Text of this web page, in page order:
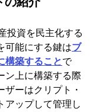
投資を民主化する
可能にする鍵はブ
構築することで
ン上に構築する際
ザーはクリプト・
アップして管理し